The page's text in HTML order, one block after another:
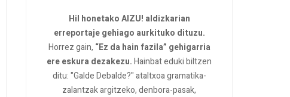
Hil honetako AIZU! aldizkarian
erreportaje gehiago aurkituko dituzu.
Horrez gain, “Ez da hain fazila” gehigarria
ere eskura dezakezu.Hainbat eduki biltzen
ditu: "Galde Debalde?" ataltxoa gramatika-
zalantzak argitzeko, denbora-pasak,